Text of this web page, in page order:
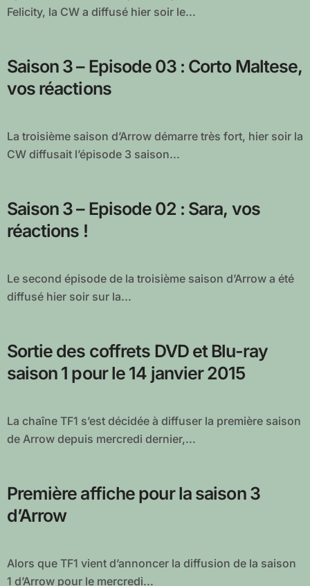
Felicity, la CW a diffusé hier soir le...
Saison 3 – Episode 03 : Corto Maltese,
vos réactions
La troisième saison d’Arrow démarre très fort, hier soir la
CW diffusait l’épisode 3 saison...
Saison 3 – Episode 02 : Sara, vos
réactions !
Le second épisode de la troisième saison d’Arrow a été
diffusé hier soir sur la...
Sortie des coffrets DVD et Blu-ray
saison 1 pour le 14 janvier 2015
La chaîne TF1 s’est décidée à diffuser la première saison
de Arrow depuis mercredi dernier,...
Première affiche pour la saison 3
d’Arrow
Alors que TF1 vient d’annoncer la diffusion de la saison
1 d’Arrow pour le mercredi...